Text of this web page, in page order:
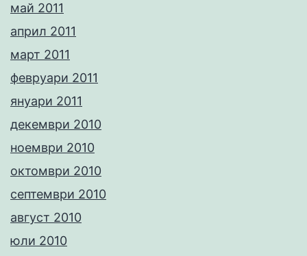
май 2011
април 2011
март 2011
февруари 2011
януари 2011
декември 2010
ноември 2010
октомври 2010
септември 2010
август 2010
юли 2010